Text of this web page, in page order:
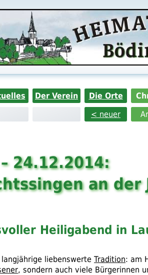
Der Verein Die Orte
< neuer
24.12.2014:
an der
Heiligabend in
liebenswerte Tradition: am
, sondern auch viele Bürgerinnen